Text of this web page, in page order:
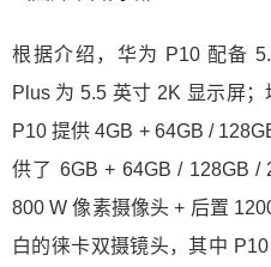
根据介绍，华为 P10 配备
Plus 为 5.5 英寸 2K 显示屏
P10 提供 4GB + 64GB /
供了 6GB + 64GB / 128GB
800 W 像素摄像头 + 后置
白的徕卡双摄镜头，其中